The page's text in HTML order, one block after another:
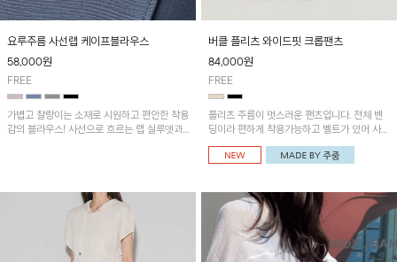
요루주름 사선랩 케이프블라우스
58,000원
FREE
가볍고 찰랑이는 소재로 시원하고 편안한 착용
감의 블라우스! 사선으로 흐르는 랩 실루엣과
버클 플리츠 와이드핏 크롭팬츠
84,000원
FREE
플리츠 주름이 멋스러운 팬츠입니다. 전체 밴
딩이라 편하게 착용가능하고 벨트가 있어 사이
즈 조절이 가능해요~